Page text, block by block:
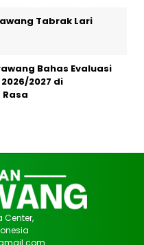
Tabrak Lari
Bahas Evaluasi
2027 di
Center,